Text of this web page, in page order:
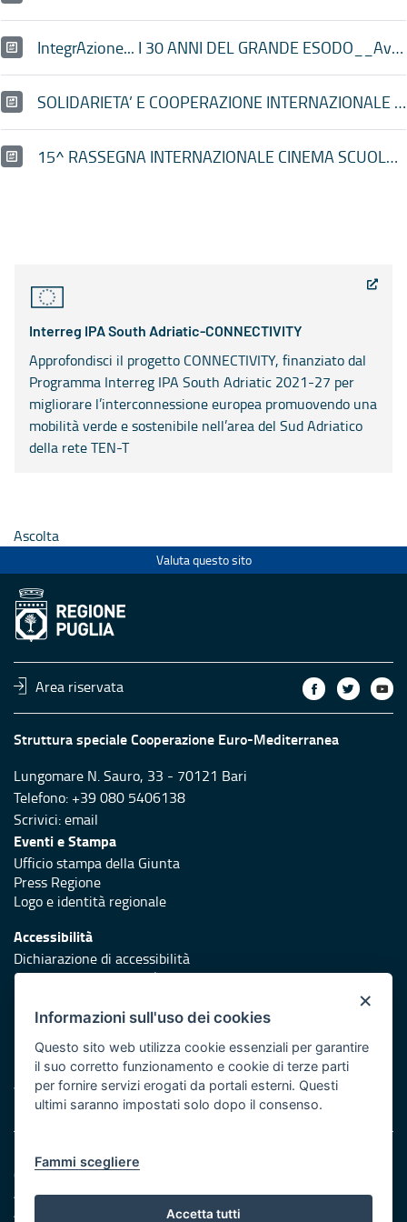
IntegrAzione... I 30 ANNI DEL GRANDE ESODO__Avviso pubblico 2021
SOLIDARIETA’ E COOPERAZIONE INTERNAZIONALE AL SUD_Avviso pubblico 2021
15^ RASSEGNA INTERNAZIONALE CINEMA SCUOLA 2^ PARTE ON LINE_Avviso pubblico 2021
Interreg IPA South Adriatic-CONNECTIVITY
Approfondisci il progetto CONNECTIVITY, finanziato dal
Programma Interreg IPA South Adriatic 2021-27 per
migliorare l’interconnessione europea promuovendo una
mobilità verde e sostenibile nell’area del Sud Adriatico
della rete TEN-T
Ascolta
Valuta questo sito
Area riservata
Struttura speciale Cooperazione Euro-Mediterranea
Lungomare N. Sauro, 33 - 70121 Bari
Telefono: +39 080 5406138
Scrivici:email
Eventi e Stampa
Ufficio stampa della Giunta
Press Regione
Logo e identità regionale
Accessibilità
Dichiarazione di accessibilità
Obiettivi di accessibilità
Redazione
Protezione civile
Vai al sito di Protezione Civile Puglia
Note legali
Cookie e privacy
Amministrazione trasparente
Atti di notifica
×
Informazioni sull'uso dei cookies
Questo sito web utilizza cookie essenziali per garantire
il suo corretto funzionamento e cookie di terze parti
per fornire servizi erogati da portali esterni. Questi
ultimi saranno impostati solo dopo il consenso.
Fammi scegliere
Accetta tutti